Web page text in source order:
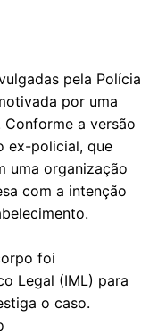
pela Polícia
por uma
a versão
ex-policial, que
uma organização
com a intenção
foi
Legal (IML) para
o caso.